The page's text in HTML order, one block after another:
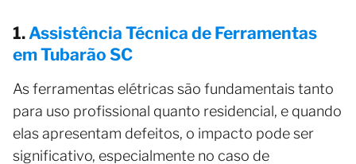
1.Assistência Técnica de Ferramentas
em Tubarão SC
As ferramentas elétricas são fundamentais tanto
para uso profissional quanto residencial, e quando
elas apresentam defeitos, o impacto pode ser
significativo, especialmente no caso de